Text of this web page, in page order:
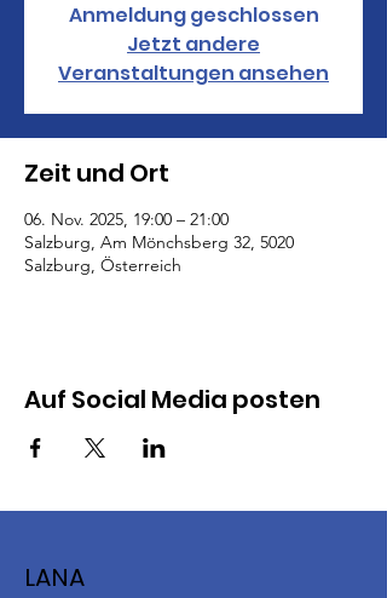
Anmeldung geschlossen
Jetzt andere
Veranstaltungen ansehen
Zeit und Ort
06. Nov. 2025, 19:00 – 21:00
Salzburg, Am Mönchsberg 32, 5020
Salzburg, Österreich
Auf Social Media posten
LANA